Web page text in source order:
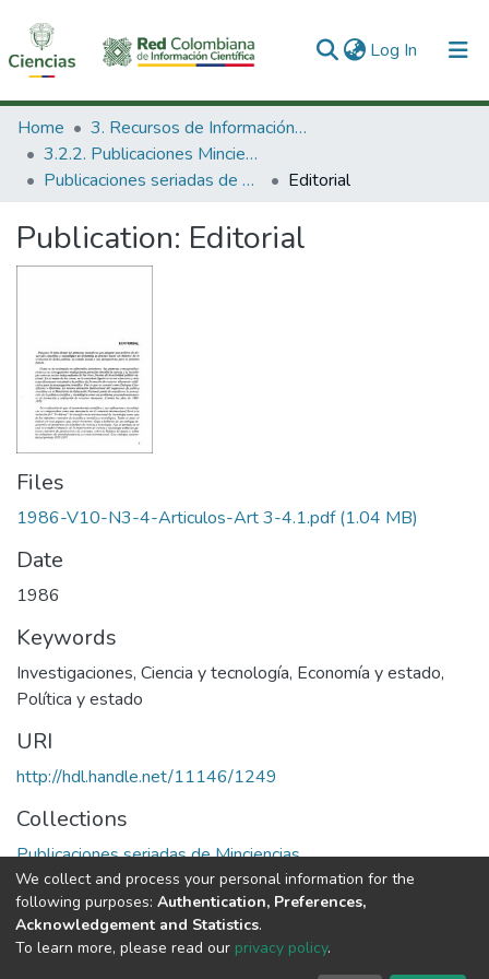
Log In (current)
Communities & Collections
All of DSpace
Home
3. Recursos de Información Científica y Tecnológica
3.2.2. Publicaciones Minciencias
Publicaciones seriadas de Minciencias
Editorial
Publication: Editorial
Files
1986-V10-N3-4-Articulos-Art 3-4.1.pdf(1.04 MB)
Date
1986
Keywords
Investigaciones, Ciencia y tecnología, Economía y estado,
Política y estado
URI
http://hdl.handle.net/11146/1249
Collections
Publicaciones seriadas de Minciencias
Full item page
DSpace software copyright © 2002-2026
We collect and process your personal information for the
following purposes: Authentication, Preferences,
Acknowledgement and Statistics.
To learn more, please read our privacy policy.